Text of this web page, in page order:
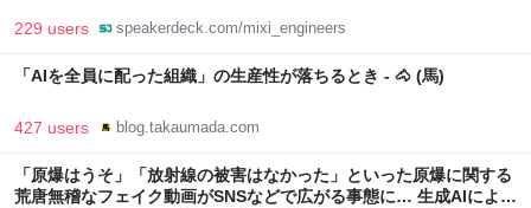
229 users speakerdeck.com/mixi_engineers
「AIを全員に配った組織」の生産性が落ちるとき - 🐴 (馬)
427 users blog.takaumada.com
「原爆はうそ」「放射線の被害はなかった」といった原爆に関する
荒唐無稽なフェイク動画がSNSなどで広がる事態に… 生成AIによる